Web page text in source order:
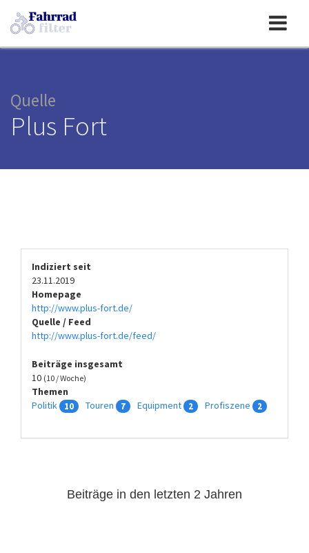
Toggle
navigation
Quelle
Plus Fort
Indiziert seit
23.11.2019
Homepage
http://www.plus-fort.de/
Quelle / Feed
http://www.plus-fort.de/feed/
Beiträge insgesamt
10 (10 / Woche)
Themen
Politik
10 Touren 7 Equipment 2 Profiszene 2
Beiträge in den letzten 2 Jahren